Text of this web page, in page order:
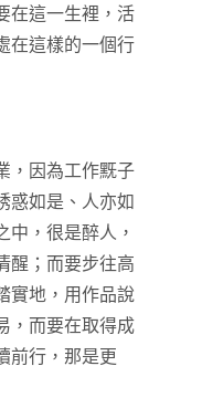
在這一生裡，活
在這樣的一個行
，因為工作黖子
惑如是、人亦如
中，很是醉人，
醒；而要步往高
實地，用作品說
，而要在取得成
前行，那是更